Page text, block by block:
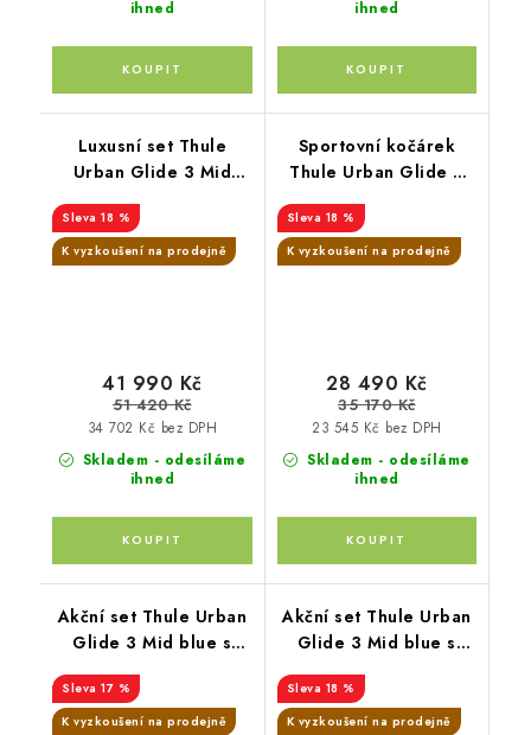
ihned
ihned
Luxusní set Thule
Urban Glide 3 Mid
blue + korba Soft
Beige + pláštěnka +
moskytiéra + madlo +
18 %
K vyzkoušení na prodejně
Skladem - odesíláme
ihned
34 702 Kč bez DPH
41 990 Kč
51 420 Kč
Sportovní kočárek
Thule Urban Glide 3
Tinted Taupe+
korbička Soft Beige +
originální příslušenstvi
18 %
K vyzkoušení na prodejně
Skladem - odesíláme
ihned
23 545 Kč bez DPH
28 490 Kč
35 170 Kč
Akční set Thule Urban
Glide 3 Mid blue s
magnet. přezkou +
korbička Black + madlo
Thule + pláštěnky
17 %
K vyzkoušení na prodejně
Akční set Thule Urban
Glide 3 Mid blue s
magnet.přezkou+madlo
Thule+pláštěnka
Altabebe+moskytiéra
18 %
K vyzkoušení na prodejně